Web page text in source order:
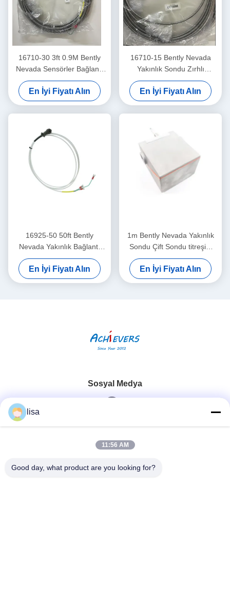
16710-30 3ft 0.9M Bently
Nevada Sensörler Bağlantı
Kablosu
En İyi Fiyatı Alın
16710-15 Bently Nevada
Yakınlık Sondu Zırhlı
Bağlantı Kablosu -15 - C
En İyi Fiyatı Alın
16925-50 50ft Bently
Nevada Yakınlık Bağlantı
Kablosu Zırhsız
En İyi Fiyatı Alın
1m Bently Nevada Yakınlık
Sondu Çift Sondu titreşim
sensörü 26530-12-10-00-
000-309-00-03-01
En İyi Fiyatı Alın
Sosyal Medya
Hızlı iletişim
lisa
11:56 AM
Good day, what product are you looking for?